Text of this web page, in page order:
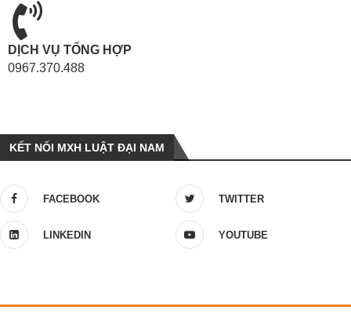
DỊCH VỤ TỔNG HỢP
0967.370.488
KẾT NỐI MXH LUẬT ĐẠI NAM
FACEBOOK TWITTER
LINKEDIN YOUTUBE